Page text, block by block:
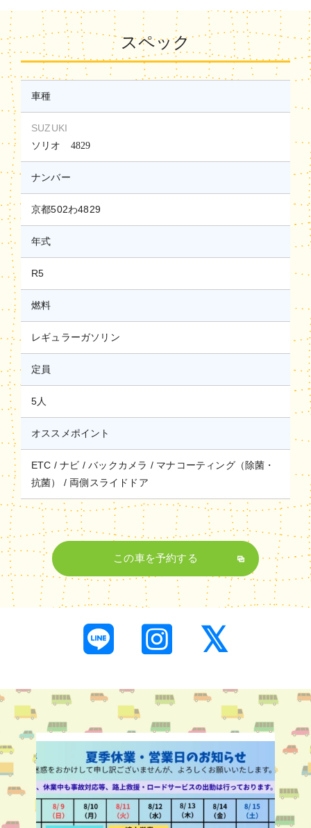
スペック
車種
SUZUKI
ソリオ 4829
ナンバー
京都502わ4829
年式
R5
燃料
レギュラーガソリン
定員
5人
オススメポイント
ETC ナビ バックカメラ
マナコーティング（除菌・
抗菌）
両側スライドドア
この車を予約する